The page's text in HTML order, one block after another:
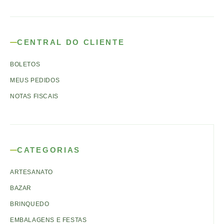
CENTRAL DO CLIENTE
BOLETOS
MEUS PEDIDOS
NOTAS FISCAIS
CATEGORIAS
ARTESANATO
BAZAR
BRINQUEDO
EMBALAGENS E FESTAS